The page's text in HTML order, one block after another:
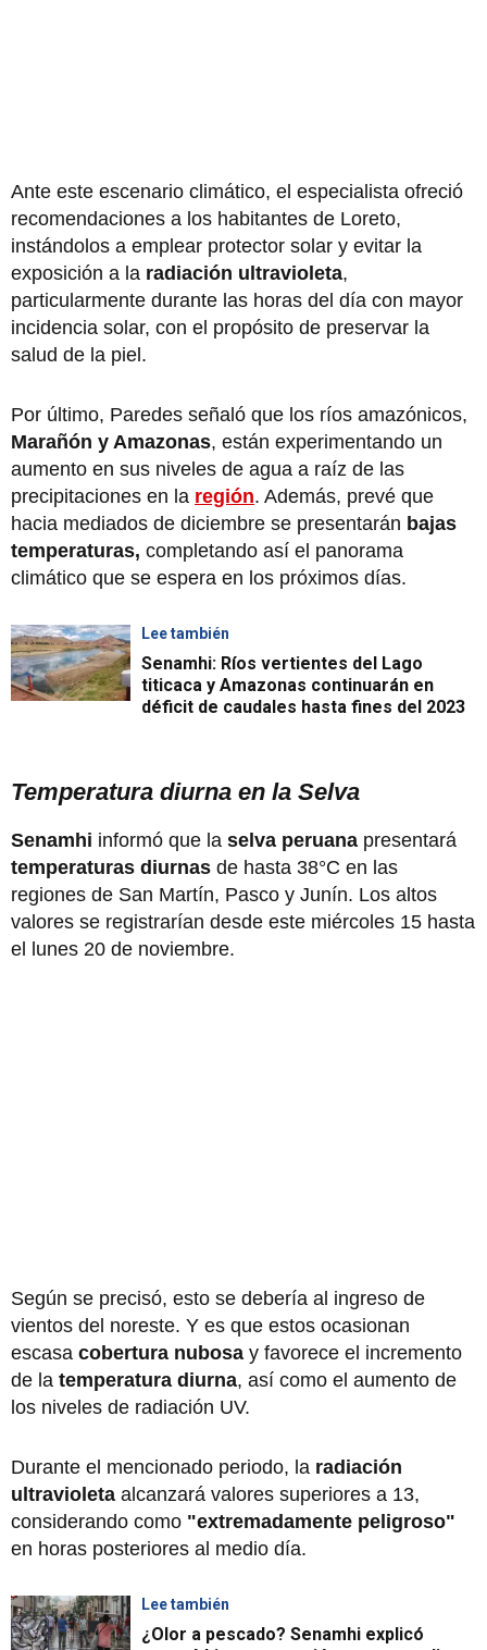
Ante este escenario climático, el especialista ofreció
recomendaciones a los habitantes de Loreto,
instándolos a emplear protector solar y evitar la
exposición a la radiación ultravioleta,
particularmente durante las horas del día con mayor
incidencia solar, con el propósito de preservar la
salud de la piel.
Por último, Paredes señaló que los ríos amazónicos,
Marañón y Amazonas, están experimentando un
aumento en sus niveles de agua a raíz de las
precipitaciones en la región. Además, prevé que
hacia mediados de diciembre se presentarán bajas
temperaturas, completando así el panorama
climático que se espera en los próximos días.
Lee también
Senamhi: Ríos vertientes del Lago
titicaca y Amazonas continuarán en
déficit de caudales hasta fines del 2023
Temperatura diurna en la Selva
Senamhi informó que la selva peruana presentará
temperaturas diurnas de hasta 38°C en las
regiones de San Martín, Pasco y Junín. Los altos
valores se registrarían desde este miércoles 15 hasta
el lunes 20 de noviembre.
Según se precisó, esto se debería al ingreso de
vientos del noreste. Y es que estos ocasionan
escasa cobertura nubosa y favorece el incremento
de la temperatura diurna, así como el aumento de
los niveles de radiación UV.
Durante el mencionado periodo, la radiación
ultravioleta alcanzará valores superiores a 13,
considerando como "extremadamente peligroso"
en horas posteriores al medio día.
Lee también
¿Olor a pescado? Senamhi explicó